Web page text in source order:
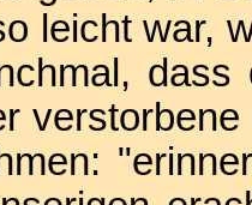
leicht war,